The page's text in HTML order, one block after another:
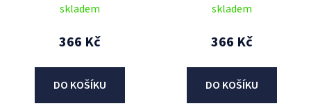
skladem
366 Kč
DO KOŠÍKU
skladem
366 Kč
DO KOŠÍKU